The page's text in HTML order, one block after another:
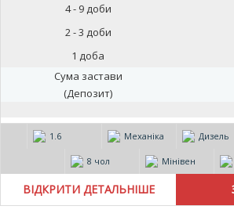
4 - 9 доби
2 - 3 доби
1 доба
Сума застави
(Депозит)
1.6 Механіка Дизель
8 чол Мінівен
ВІДКРИТИ ДЕТАЛЬНІШЕ